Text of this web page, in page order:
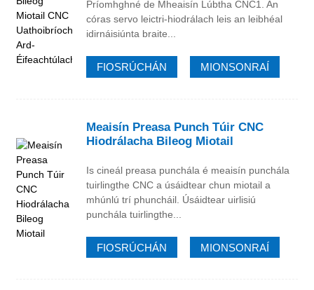
Príomhghné de Mheaisín Lúbtha CNC1. An
córas servo leictri-hiodrálach leis an leibhéal
idirnáisiúnta braite...
FIOSRÚCHÁN MIONSONRAÍ
Meaisín Preasa Punch Túir CNC
Hiodrálacha Bileog Miotail
Is cineál preasa punchála é meaisín punchála
tuirlingthe CNC a úsáidtear chun miotail a
mhúnlú trí phuncháil. Úsáidtear uirlisiú
punchála tuirlingthe...
FIOSRÚCHÁN MIONSONRAÍ